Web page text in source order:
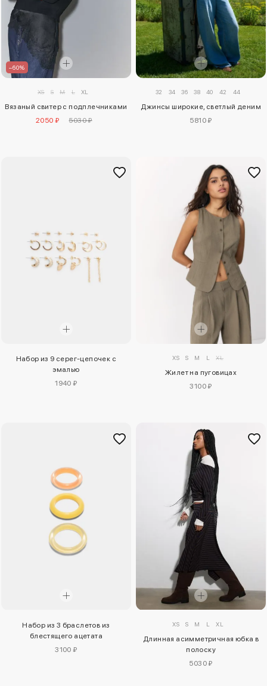
–60%
XS S M L XL
Вязаный свитер с подплечниками
2050 ₽
5030 ₽
32 34 36 38 40 42 44
Джинсы широкие, светлый деним
5810 ₽
Набор из 9 серег-цепочек с
эмалью
1940 ₽
XS S M L XL
Жилет на пуговицах
3100 ₽
Набор из 3 браслетов из
блестящего ацетата
3100 ₽
XS S M L XL
Длинная асимметричная юбка в
полоску
5030 ₽